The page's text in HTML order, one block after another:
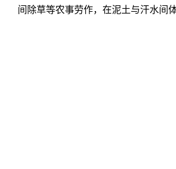
间除草等农事劳作，在泥土与汗水间